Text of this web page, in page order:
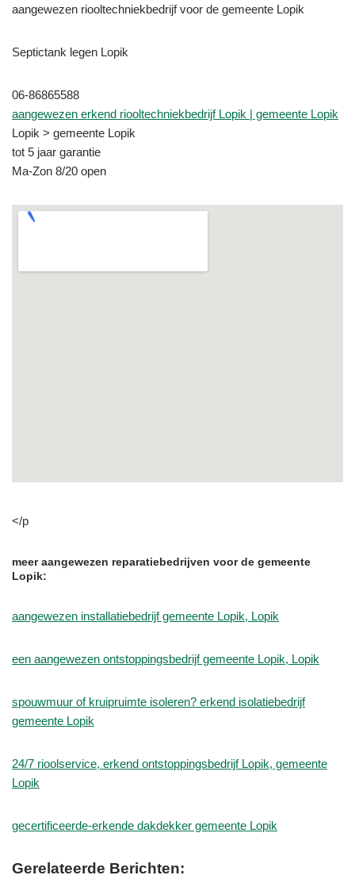
aangewezen riooltechniekbedrijf voor de gemeente Lopik
Septictank legen Lopik
06-86865588
aangewezen erkend riooltechniekbedrijf Lopik | gemeente Lopik
Lopik > gemeente Lopik
tot 5 jaar garantie
Ma-Zon 8/20 open
</p
meer aangewezen reparatiebedrijven voor de gemeente
Lopik:
aangewezen installatiebedrijf gemeente Lopik, Lopik
een aangewezen ontstoppingsbedrijf gemeente Lopik, Lopik
spouwmuur of kruipruimte isoleren? erkend isolatiebedrijf
gemeente Lopik
24/7 rioolservice, erkend ontstoppingsbedrijf Lopik, gemeente
Lopik
gecertificeerde-erkende dakdekker gemeente Lopik
Gerelateerde Berichten: